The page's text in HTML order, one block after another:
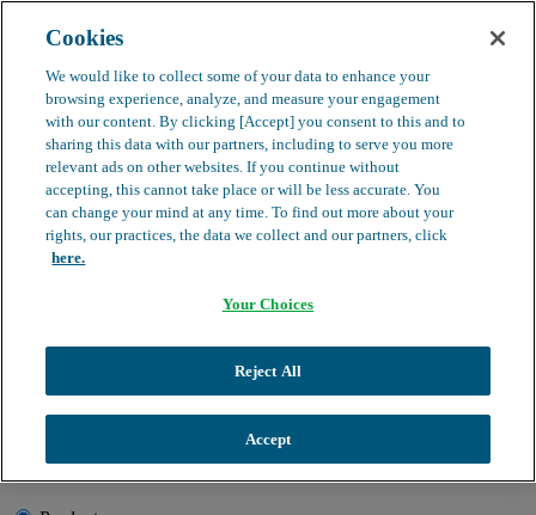
search clear
Dirección médica
Farmacovigilancia
Objeción de calidad
Buscador de productossearch
Profesionales Quiénes somos
Buscador
Quiero encontrar:
Cookies
We would like to collect some of your data to enhance your
browsing experience, analyze, and measure your engagement
with our content. By clicking [Accept] you consent to this and to
sharing this data with our partners, including to serve you more
relevant ads on other websites. If you continue without
accepting, this cannot take place or will be less accurate. You
can change your mind at any time. To find out more about your
rights, our practices, the data we collect and our partners, click
here.
Your Choices
Reject All
Accept